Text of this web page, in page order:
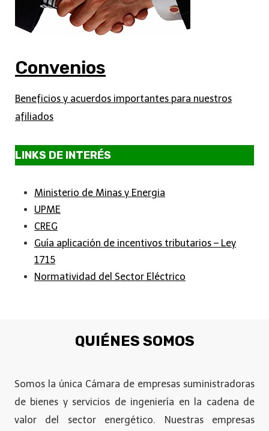
Convenios
Beneficios y acuerdos importantes para nuestros
afiliados
LINKS DE INTERÉS
Ministerio de Minas y Energia
UPME
CREG
Guía aplicación de incentivos tributarios – Ley
1715
Normatividad del Sector Eléctrico
QUIÉNES SOMOS
Somos la única Cámara de empresas suministradoras
de bienes y servicios de ingeniería en la cadena de
valor del sector energético. Nuestras empresas